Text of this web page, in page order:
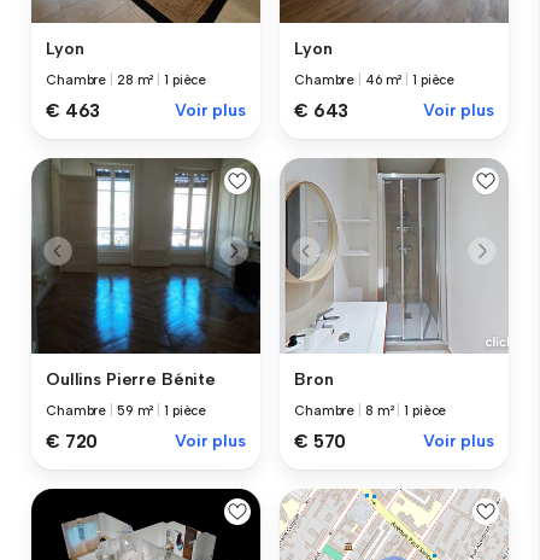
Lyon
Chambre 28 m² |1 pièce
€ 463 Voir plus
Lyon
Chambre 46 m² |1 pièce
€ 643 Voir plus
Oullins Pierre Bénite
Chambre 59 m² |1 pièce
€ 720 Voir plus
Bron
Chambre 8 m² |1 pièce
€ 570 Voir plus